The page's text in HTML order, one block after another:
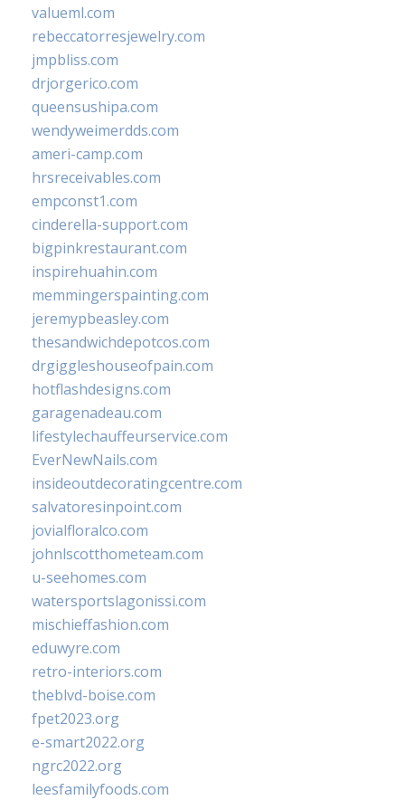
valueml.com
rebeccatorresjewelry.com
jmpbliss.com
drjorgerico.com
queensushipa.com
wendyweimerdds.com
ameri-camp.com
hrsreceivables.com
empconst1.com
cinderella-support.com
bigpinkrestaurant.com
inspirehuahin.com
memmingerspainting.com
jeremypbeasley.com
thesandwichdepotcos.com
drgiggleshouseofpain.com
hotflashdesigns.com
garagenadeau.com
lifestylechauffeurservice.com
EverNewNails.com
insideoutdecoratingcentre.com
salvatoresinpoint.com
jovialfloralco.com
johnlscotthometeam.com
u-seehomes.com
watersportslagonissi.com
mischieffashion.com
eduwyre.com
retro-interiors.com
theblvd-boise.com
fpet2023.org
e-smart2022.org
ngrc2022.org
leesfamilyfoods.com